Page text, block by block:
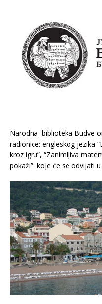
Narodna biblioteka Budve
radionice: engleskog jezika
kroz igru”, “Zanimljiva
pokaži” koje će se odvijati